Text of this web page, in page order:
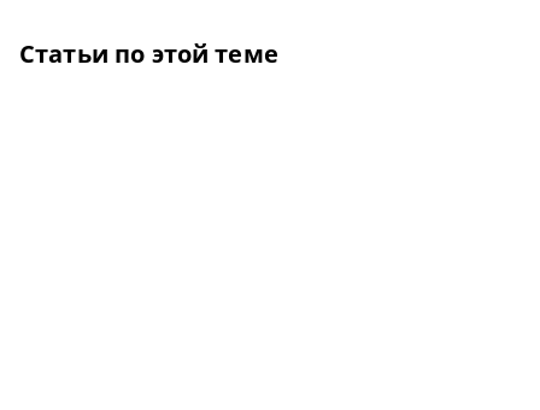
Статьи по этой теме